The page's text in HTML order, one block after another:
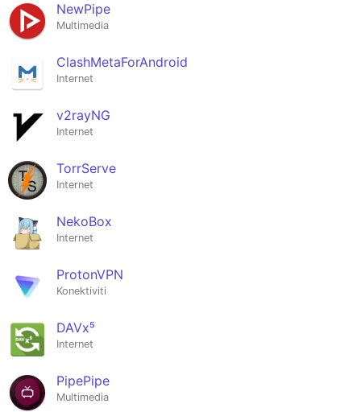
NewPipe
Multimedia
ClashMetaForAndroid
Internet
v2rayNG
Internet
TorrServe
Internet
NekoBox
Internet
ProtonVPN
Konektiviti
DAVx⁵
Internet
PipePipe
Multimedia